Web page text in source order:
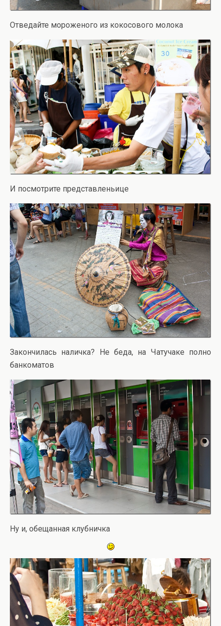
Отведайте мороженого из кокосового молока
И посмотрите представленьице
Закончилась наличка? Не беда, на Чатучаке полно
банкоматов
Ну и, обещанная клубничка